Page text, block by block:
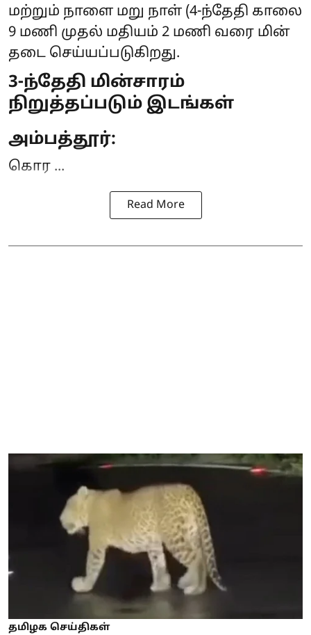
மற்றும் நாளை மறு நாள் (4-ந்தேதி காலை
9 மணி முதல் மதியம் 2 மணி வரை மின்
தடை செய்யப்படுகிறது.
3-ந்தேதி மின்சாரம்
நிறுத்தப்படும் இடங்கள்
அம்பத்தூர்:
கொர ...
Read More
தமிழக செய்திகள்